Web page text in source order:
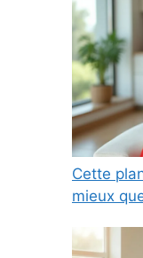
Cette
mieux